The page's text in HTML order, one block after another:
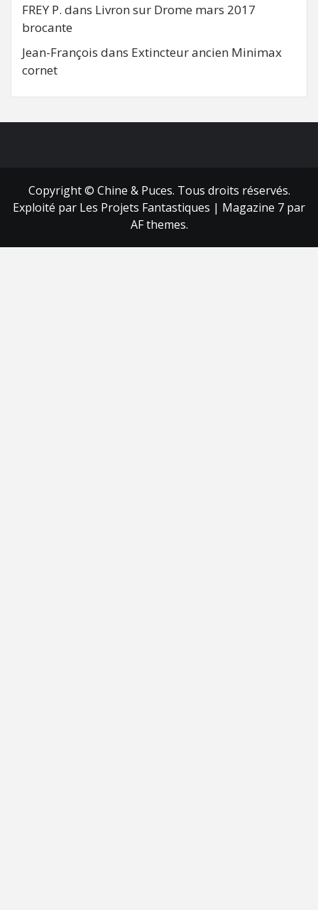
FREY P. dans Livron sur Drome mars 2017
brocante
Jean-François dans Extincteur ancien Minimax
cornet
Copyright © Chine & Puces. Tous droits réservés.
Exploité par Les Projets Fantastiques | Magazine 7 par
AF themes.